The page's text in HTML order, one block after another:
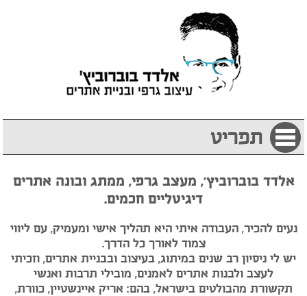
תפריט
אלדד בוברוביץ', מעצב גרפי, ממתג ובונה אתרים
דיגיטליים חכמים.
נעים להכיר, העבודה איתי היא תהליך אישי ומעמיק, עם ליווי
צמוד לאורך כל הדרך.
יש לי ניסיון רב שנים במיתוג, בעיצוב ובבניית אתרים, וזכיתי
לעצב ולבנות אתרים לאמנים, מובילי תרבות ואנשי
תקשורת מהבולטים בישראל, בהם: אריק איינשטיין, כוורת,